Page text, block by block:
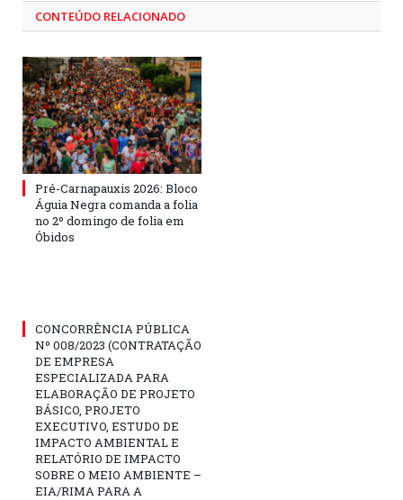
CONTEÚDO RELACIONADO
Pré-Carnapauxis 2026: Bloco
Águia Negra comanda a folia
no 2º domingo de folia em
Óbidos
CONCORRÊNCIA PÚBLICA
Nº 008/2023 (CONTRATAÇÃO
DE EMPRESA
ESPECIALIZADA PARA
ELABORAÇÃO DE PROJETO
BÁSICO, PROJETO
EXECUTIVO, ESTUDO DE
IMPACTO AMBIENTAL E
RELATÓRIO DE IMPACTO
SOBRE O MEIO AMBIENTE –
EIA/RIMA PARA A